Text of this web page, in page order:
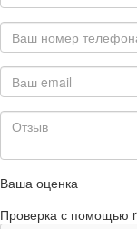
Ваша оценка
Проверка с помощью